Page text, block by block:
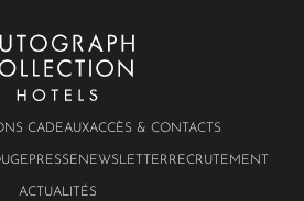
CADEAUXACCÈS & CONTACTS
PRESSE NEWSLETTER RECRUTEMENT
ACTUALITÉS